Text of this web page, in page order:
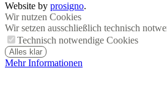
Website by prosigno.
Wir nutzen Cookies
Wir setzen ausschließlich technisch
Technisch notwendige Cookies
Alles klar
Mehr Informationen